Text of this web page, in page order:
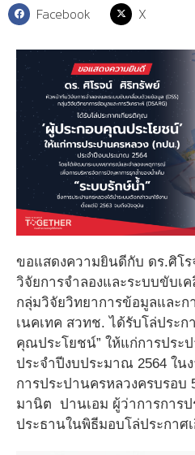
Facebook X
ขอแสดงความยินดีกับ ดร.ศิโ
วิจัยการจำลองและระบบขับเ
กลุ่มวิจัยวิทยาการข้อมูลและก
เนคเทค สวทช. ได้รับโล่ประก
คุณประโยชน์” ให้แก่การประ
ประจำปีงบประมาณ 2564 ใ
การประปานครหลวงครบรอบ
มานิต ปานเอม ผู้ว่าการการ
ประธานในพิธีมอบโล่ประกาศ